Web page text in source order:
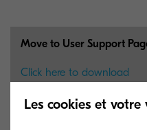
Move to User Support
Click here to download
methods, DVD contents,
Les cookies et votre